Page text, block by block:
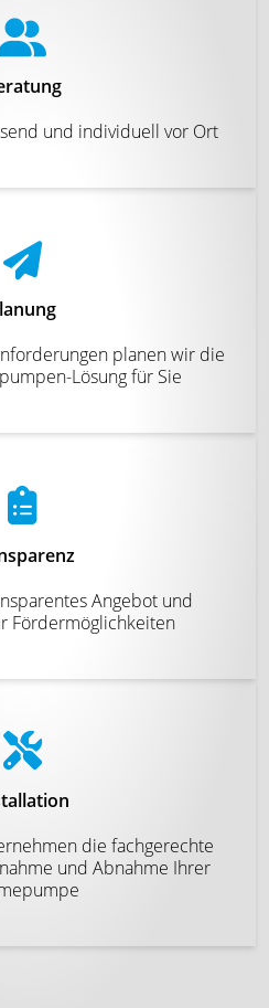
und individuell vor Ort
planen wir die
Lösung für Sie
Angebot und
Fördermöglichkeiten
die fachgerechte
und Abnahme Ihrer